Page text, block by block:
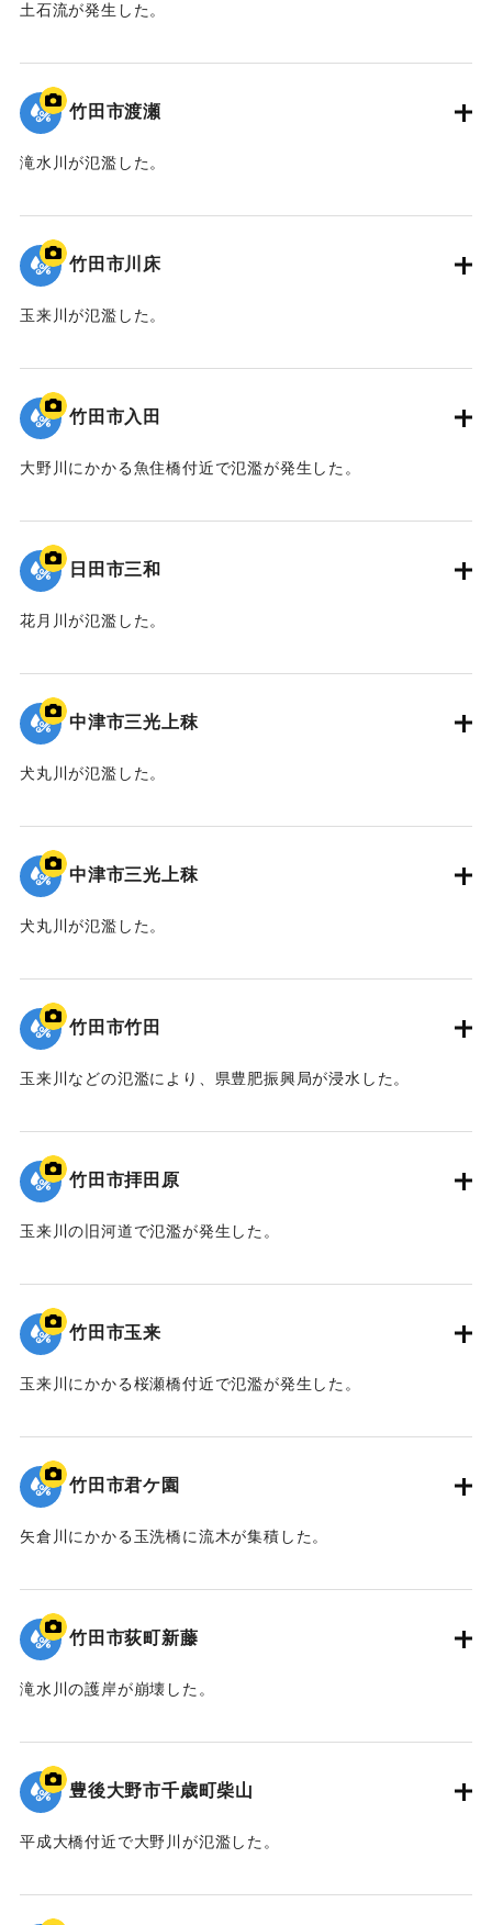
土石流が発生した。
｜固有コード:09922061
竹田市渡瀬
滝水川が氾濫した。
｜固有コード:09922060
竹田市川床
玉来川が氾濫した。
｜固有コード:09922059
竹田市入田
大野川にかかる魚住橋付近で氾濫が発生した。
｜固有コード:09922058
日田市三和
花月川が氾濫した。
｜固有コード:09922057
中津市三光上秣
犬丸川が氾濫した。
｜固有コード:09922056
中津市三光上秣
犬丸川が氾濫した。
｜固有コード:09922055
竹田市竹田
玉来川などの氾濫により、県豊肥振興局が浸水した。
｜固有コード:09922054
竹田市拝田原
玉来川の旧河道で氾濫が発生した。
｜固有コード:09922053
竹田市玉来
玉来川にかかる桜瀬橋付近で氾濫が発生した。
｜固有コード:09922052
竹田市君ケ園
矢倉川にかかる玉洗橋に流木が集積した。
｜固有コード:09922051
竹田市荻町新藤
滝水川の護岸が崩壊した。
｜固有コード:09922050
豊後大野市千歳町柴山
平成大橋付近で大野川が氾濫した。
｜固有コード:09922049